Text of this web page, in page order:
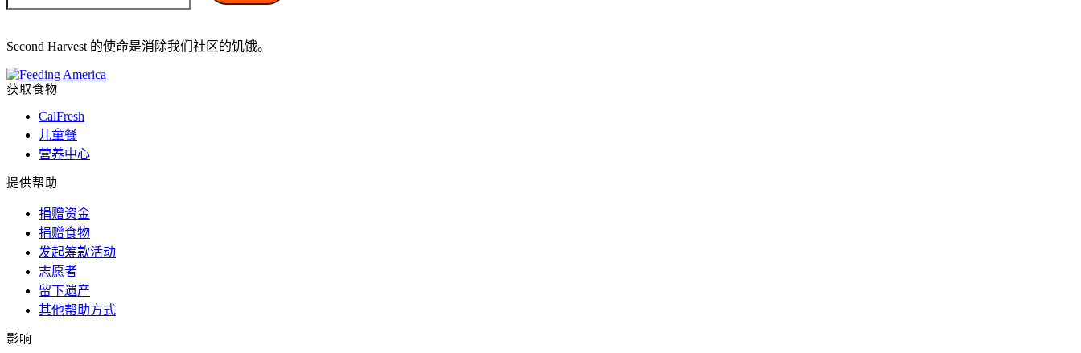
Second Harvest 的使命是消除我们社区的饥饿。
获取食物
CalFresh
儿童餐
营养中心
提供帮助
捐赠资金
捐赠食物
发起筹款活动
志愿者
留下遗产
其他帮助方式
影响